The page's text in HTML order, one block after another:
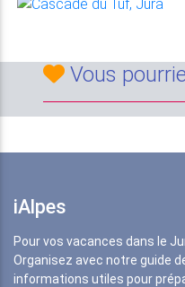
Vous
iAlpes
Pour vos vacances dans le
Organisez avec notre guide
informations utiles pour